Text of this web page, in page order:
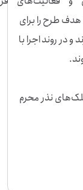
هدف طرح را برای
در روند اجرا با
اگر دوست دارید در ساخت، توزیع و جمع‌آوری قلک‌های نذر محرم